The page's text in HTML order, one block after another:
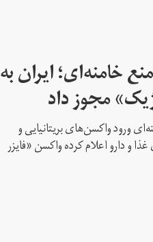
خامنه‌ای؛ ایران به
مجوز داد
ورود واکسن‌های بریتانیایی و
و دارو اعلام کرده واکسن «فایزر